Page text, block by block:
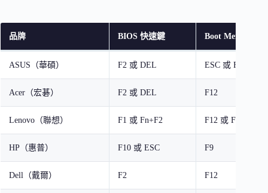
品牌 BIOS 快速鍵 Boot Menu 快速
ASUS（華碩） F2 或 DEL ESC 或 F8
Acer（宏碁） F2 或 DEL F12
Lenovo（聯想） F1 或 Fn+F2 F12 或 Fn+F12
HP（惠普） F10 或 ESC F9
Dell（戴爾） F2 F12